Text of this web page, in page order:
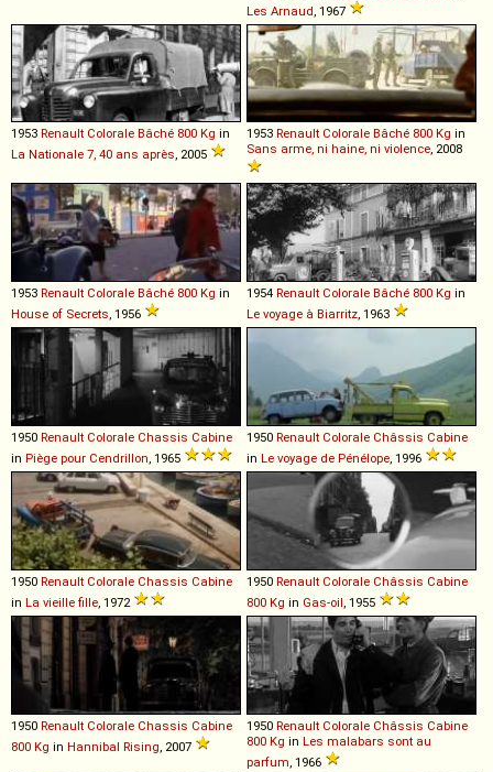
Les Arnaud , 1967
1953 Renault Colorale Bâché 800 Kg in
La Nationale 7, 40 ans après, 2005
1953 Renault Colorale Bâché 800 Kg in
Sans arme, ni haine, ni violence, 2008
1953 Renault Colorale Bâché 800 Kg in
House of Secrets, 1956
1954 Renault Colorale Bâché 800 Kg in
Le voyage à Biarritz, 1963
1950 Renault Colorale Chassis Cabine
in Piège pour Cendrillon, 1965
1950 Renault Colorale Châssis Cabine
in Le voyage de Pénélope, 1996
1950 Renault Colorale Chassis Cabine
in La vieille fille, 1972
1950 Renault Colorale Châssis Cabine
800 Kg in Gas-oil, 1955
1950 Renault Colorale Chassis Cabine
800 Kg in Hannibal Rising, 2007
1950 Renault Colorale Châssis Cabine
800 Kg in Les malabars sont au
parfum, 1966